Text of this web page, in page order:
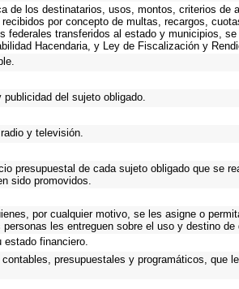
los destinatarios, usos, montos, criterios de
por concepto de multas, recargos,
transferidos al estado y municipios,
Hacendaria, y Ley de Fiscalización y
del sujeto obligado.
y televisión.
presupuestal de cada sujeto obligado que se
sido promovidos.
por cualquier motivo, se les asigne o
les entreguen sobre el uso y destino de
estado financiero.
presupuestales y programáticos, que